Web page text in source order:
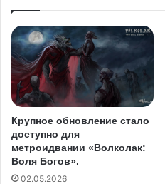
Крупное обновление стало
доступно для
метроидвании «Волколак:
Воля Богов».
02.05.2026